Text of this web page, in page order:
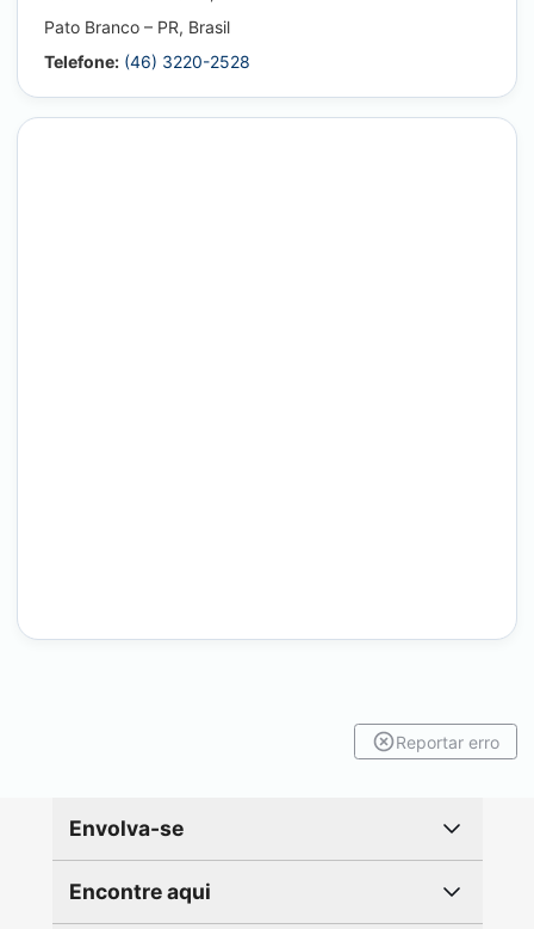
Pato Branco – PR, Brasil
Telefone: (46) 3220-2528
Reportar erro
Envolva-se
Encontre aqui